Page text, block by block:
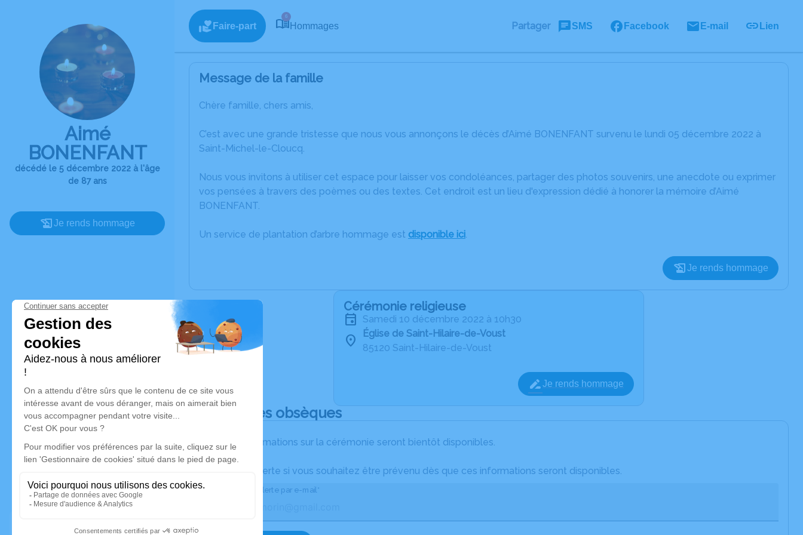
Aimé
BONENFANT
décédé le 5 décembre 2022 à l'âge
de 87 ans
Je rends hommage
Faire-part
6
Hommages Partager SMS Facebook E-mail Lien
Message de la famille
Chère famille, chers amis,
C’est avec une grande tristesse que nous vous annonçons le décès d’Aimé BONENFANT survenu le lundi 05 décembre 2022 à
Saint-Michel-le-Cloucq.
Nous vous invitons à utiliser cet espace pour laisser vos condoléances, partager des photos souvenirs, une anecdote ou exprimer
vos pensées à travers des poèmes ou des textes. Cet endroit est un lieu d'expression dédié à honorer la mémoire d’Aimé
BONENFANT.
Un service de plantation d’arbre hommage est disponible ici.
Je rends hommage
Cérémonie religieuse
samedi 10 décembre 2022 à 10h30
Église de Saint-Hilaire-de-Voust
85120 Saint-Hilaire-de-Voust
Je rends hommage
Déroulé des obsèques
Les informations sur la cérémonie seront bientôt disponibles.
Activez une alerte si vous souhaitez être prévenu dès que ces informations seront disponibles.
Recevoir une alerte par e-mail*